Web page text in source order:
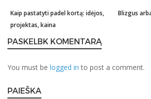
Post
navigation
Previous
post:
Kaip pastatyti padel kortą: idėjos,
projektas, kaina
Blizgus
PASKELBK KOMENTARĄ
You must be logged in to post a comment.
PAIEŠKA